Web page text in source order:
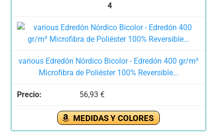
4
various Edredón Nórdico Bicolor - Edredón 400 gr/m²
Microfibra de Poliéster 100% Reversible...
56,93 €
MEDIDAS Y COLORES